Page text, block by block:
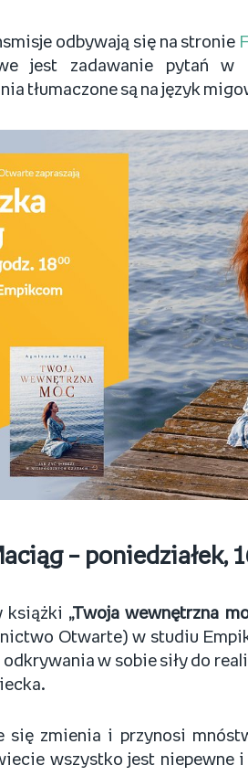
odbywają się na stronie
jest zadawanie pytań w
tłumaczone są na język
– poniedziałek,
książki „Twoja wewnętrzna
Otwarte) w studiu
w sobie siły do
się zmienia i przynosi
wszystko jest niepewne